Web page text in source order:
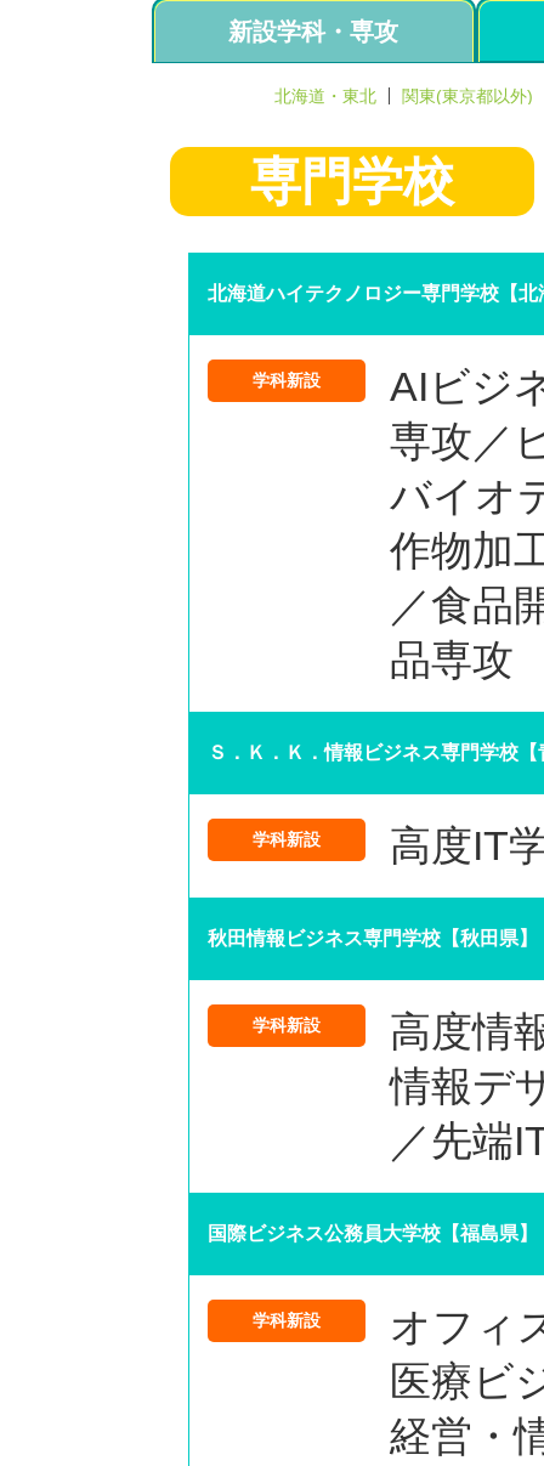
新設学科・専攻
北海道・東北 関東(東京都以外)
専門学校
北海道ハイテクノロジー専門学校【北
学科新設
AIビジ
専攻／
バイオ
作物加
／食品
品専攻
Ｓ．Ｋ．Ｋ．情報ビジネス専門学校【
学科新設 高度IT
秋田情報ビジネス専門学校【秋田県】
学科新設
高度情
情報デ
／先端
国際ビジネス公務員大学校【福島県】
学科新設
オフィ
医療ビ
経営・